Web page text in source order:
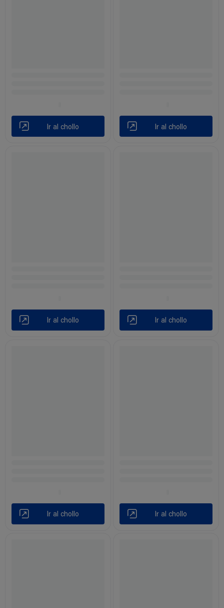
Ir al chollo Ir al chollo
Ir al chollo Ir al chollo
Ir al chollo Ir al chollo